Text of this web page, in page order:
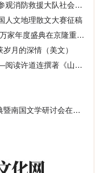
观消防救援大队社会实
人文地理散文大赛征稿
家年度盛典在京隆重举
月的深情（美文）
读许道连撰著《山河
南国文学研讨会在北